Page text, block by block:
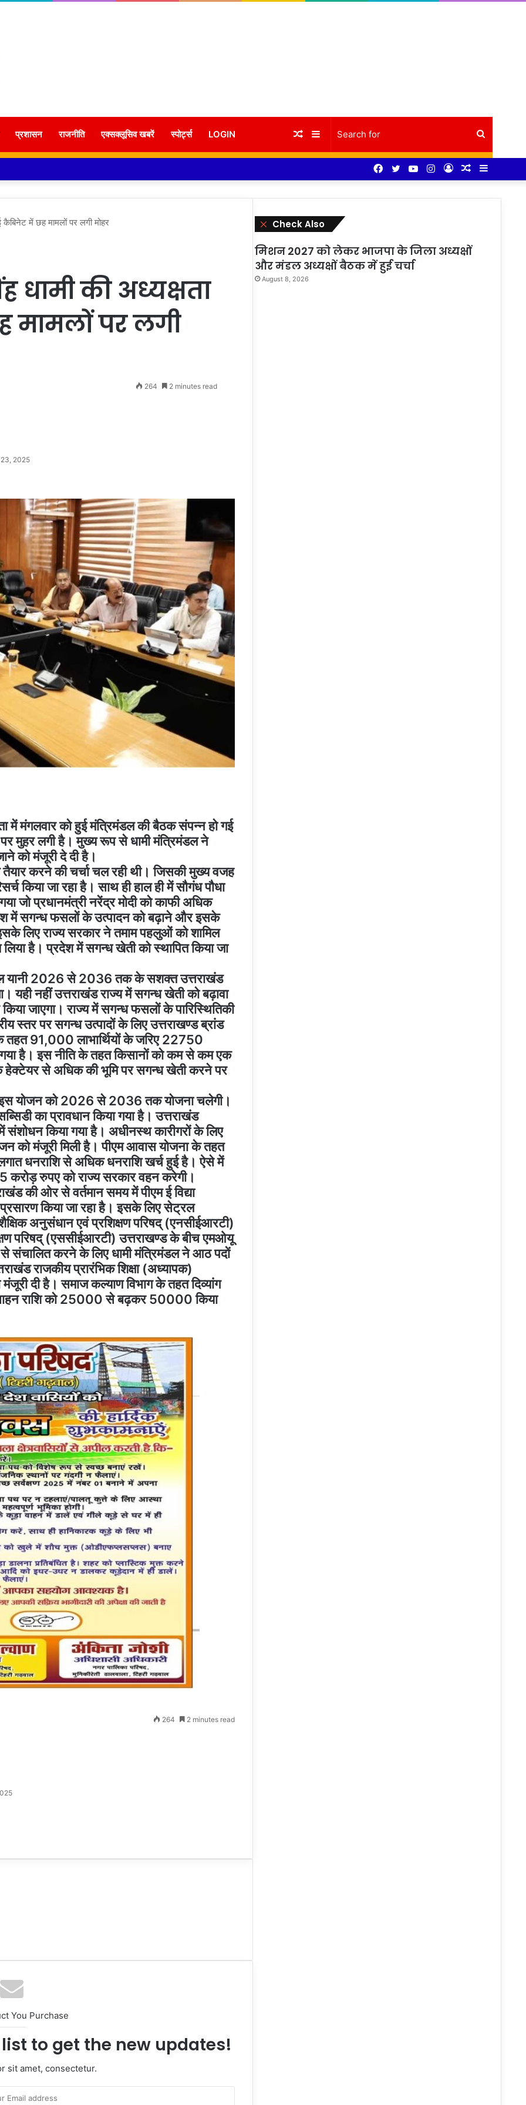
प्रशासन राजनीति एक्सक्लूसिव खबरें स्पोर्ट्स LOGIN Search
for
Sidebar
Random
Sidebar
Random
Log
Instagram
YouTube
Twitter
Facebook
कैबिनेट में छह मामलों पर लगी मोहर
धामी की अध्यक्षता
मामलों पर लगी
2025
264 2 minutes read
में मंगलवार को हुई मंत्रिमंडल की बैठक संपन्न हो गई
मुहर लगी है। मुख्य रूप से धामी मंत्रिमंडल ने
को मंजूरी दे दी है।
करने की चर्चा चल रही थी। जिसकी मुख्य वजह
किया जा रहा है। साथ ही हाल ही में सौगंध पौधा
जो प्रधानमंत्री नरेंद्र मोदी को काफी अधिक
में सगन्ध फसलों के उत्पादन को बढ़ाने और इसके
लिए राज्य सरकार ने तमाम पहलुओं को शामिल
है। प्रदेश में सगन्ध खेती को स्थापित किया जा
यानी 2026 से 2036 तक के सशक्त उत्तराखंड
यही नहीं उत्तराखंड राज्य में सगन्ध खेती को बढ़ावा
जाएगा। राज्य में सगन्ध फसलों के पारिस्थितिकी
स्तर पर सगन्ध उत्पादों के लिए उत्तराखण्ड ब्रांड
तहत 91,000 लाभार्थियों के जरिए 22750
है। इस नीति के तहत किसानों को कम से कम एक
से अधिक की भूमि पर सगन्ध खेती करने पर
इस योजन को 2026 से 2036 तक योजना चलेगी।
का प्रावधान किया गया है। उत्तराखंड
संशोधन किया गया है। अधीनस्थ कारीगरों के लिए
को मंजूरी मिली है। पीएम आवास योजना के तहत
धनराशि से अधिक धनराशि खर्च हुई है। ऐसे में
करोड़ रुपए को राज्य सरकार वहन करेगी।
की ओर से वर्तमान समय में पीएम ई विद्या
किया जा रहा है। इसके लिए सेट्रल
अनुसंधान एवं प्रशिक्षण परिषद् (एनसीईआरटी)
परिषद् (एससीईआरटी) उत्तराखण्ड के बीच एमओयू
संचालित करने के लिए धामी मंत्रिमंडल ने आठ पदों
राजकीय प्रारंभिक शिक्षा (अध्यापक)
दी है। समाज कल्याण विभाग के तहत दिव्यांग
राशि को 25000 से बढ़कर 50000 किया
264 2 minutes read
You Purchase
to get the new updates!
sit amet, consectetur.
Check Also
Close
मिशन 2027 को लेकर भाजपा के जिला अध्यक्षों
और मंडल अध्यक्षों बैठक में हुई चर्चा
August 8, 2026